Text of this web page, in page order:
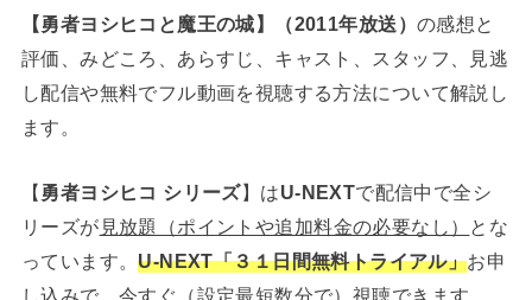
【勇者ヨシヒコと魔王の城】（2011年放送） の感想と
評価、みどころ、あらすじ、キャスト、スタッフ、見逃
し配信や無料でフル動画を視聴する方法について解説し
ます。
【 勇者ヨシヒコ シリーズ】はU-NEXTで配信中で全シ
リーズが 見放題（ポイントや追加料金の必要なし） とな
っています。U-NEXT「３１日間無料トライアル」お申
し込みで、今すぐ（設定最短数分で）視聴できます。